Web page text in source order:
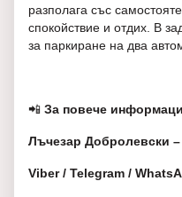
разполага със
спокойствие и отдих. В
за паркиране на два
📲 За повече
Лъчезар Добролевски –
Viber / Telegram /